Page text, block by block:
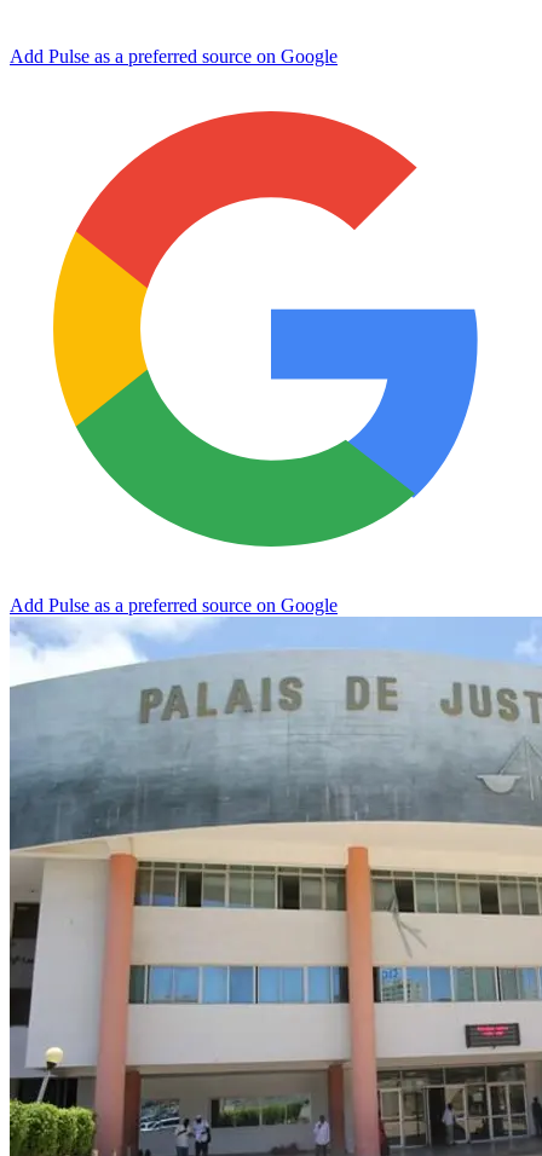
Add Pulse as a preferred source on Google
Add Pulse as a preferred source on Google